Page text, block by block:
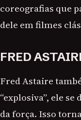
coreografias que
dele em filmes
FRED
Fred Astaire
“explosiva”, ele
da força. Isso